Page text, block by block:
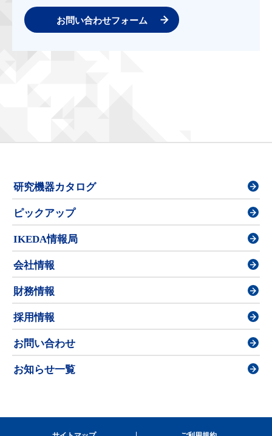
お問い合わせフォーム
研究機器カタログ
ピックアップ
IKEDA情報局
会社情報
財務情報
採用情報
お問い合わせ
お知らせ一覧